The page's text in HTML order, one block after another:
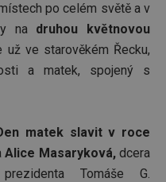
po celém světě a v
na druhou květnovou
ve starověkém Řecku,
a matek, spojený s
matek slavit v roce
Alice Masaryková,dcera
Tomáše G.